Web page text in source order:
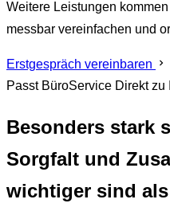
Weitere Leistungen
messbar vereinfachen und
Erstgespräch vereinbaren
Passt BüroService Direkt zu
Besonders stark
Sorgfalt und
wichtiger sind